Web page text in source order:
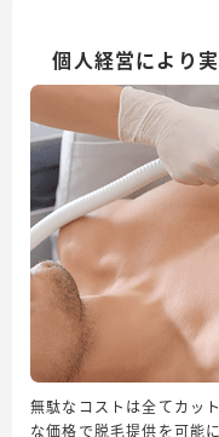
個人経営により
無駄なコストは全てカッ
な価格で脱毛提供を可能